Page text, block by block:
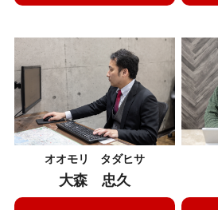
オオモリ タダヒサ
大森 忠久